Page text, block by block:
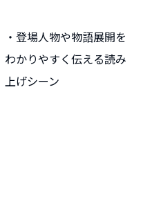
・登場人物や物語展開を
わかりやすく伝える読み
上げシーン